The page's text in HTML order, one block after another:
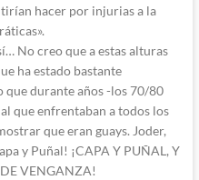
hacer por injurias a la
No creo que a estas alturas
ha estado bastante
que durante años -los 70/80
que enfrentaban a todos los
que eran guays. Joder,
y Puñal! ¡CAPA Y PUÑAL, Y
VENGANZA!